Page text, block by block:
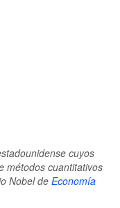
cuyos
métodos cuantitativos
Nobel de Economía